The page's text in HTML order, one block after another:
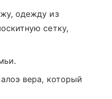
одежду из
сетку,
вера, который